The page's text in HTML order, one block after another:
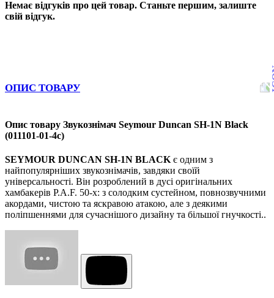
Немає відгуків про цей товар. Станьте першим, залиште
свій відгук.
ОПИС ТОВАРУ
Опис товару Звукознімач Seymour Duncan SH-1N Black
(011101-01-4c)
SEYMOUR DUNCAN SH-1N BLACK є одним з
найпопулярніших звукознімачів, завдяки своїй
універсальності. Він розроблений в дусі оригінальних
хамбакерів P.A.F. 50-х: з солодким сустейном, повнозвучними
акордами, чистою та яскравою атакою, але з деякими
поліпшеннями для сучаснішого дизайну та більшої гнучкості..